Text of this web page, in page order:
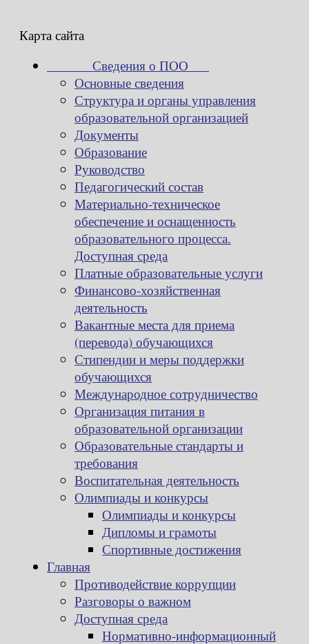
Карта сайта
Сведения о ПОО
Основные сведения
Структура и органы управления
образовательной организацией
Документы
Образование
Руководство
Педагогический состав
Материально-техническое
обеспечение и оснащенность
образовательного процесса.
Доступная среда
Платные образовательные услуги
Финансово-хозяйственная
деятельность
Вакантные места для приема
(перевода) обучающихся
Стипендии и меры поддержки
обучающихся
Международное сотрудничество
Организация питания в
образовательной организации
Образовательные стандарты и
требования
Воспитательная деятельность
Олимпиады и конкурсы
Олимпиады и конкурсы
Дипломы и грамоты
Спортивные достижения
Главная
Противодействие коррупции
Разговоры о важном
Доступная среда
Нормативно-информационный